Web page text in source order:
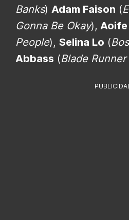
Banks) Adam Faison (
Gonna Be Okay), Aoife
People), Selina Lo (
Abbass (Blade